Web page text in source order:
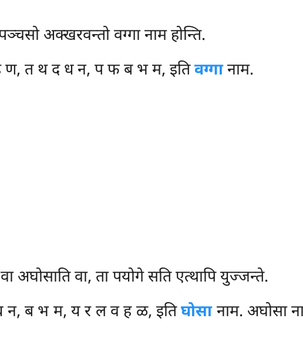
अक्खरवन्तो वग्गा नाम होन्ति.
त थ द ध न, प फ ब भ म, इतिवग्गानाम.
वा, ता पयोगे सति एत्थापि युज्जन्ते.
ब भ म, य र ल व ह ळ, इतिघोसानाम. अघोसा